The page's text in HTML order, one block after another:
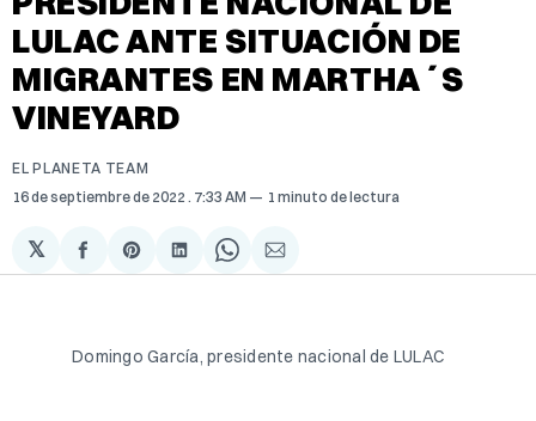
LULAC ANTE SITUACIÓN DE
MIGRANTES EN MARTHA´S
VINEYARD
EL PLANETA TEAM
16 de septiembre de 2022 . 7:33 AM 1 minuto de lectura
𝕏
Compartir
en
Share
on
Compartir
en
Share
on
Compartir
via
Domingo García, presidente nacional de LULAC